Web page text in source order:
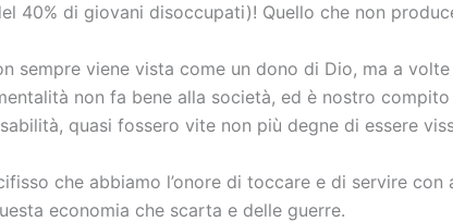
40% di giovani disoccupati)! Quello che non
sempre viene vista come un dono di Dio, ma a
non fa bene alla società, ed è nostro
quasi fossero vite non più degne di essere
che abbiamo l’onore di toccare e di servire con
economia che scarta e delle guerre.